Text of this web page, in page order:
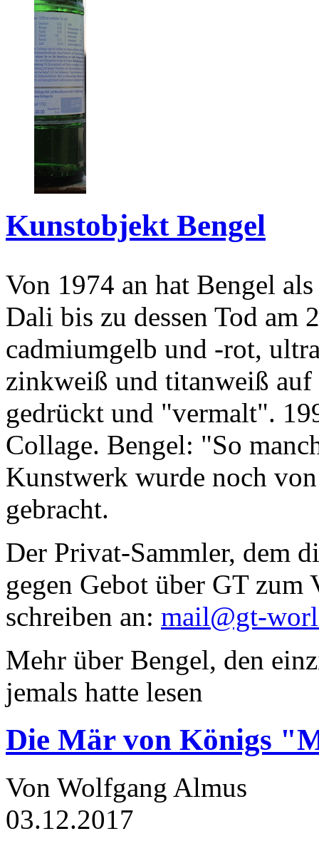
Kunstobjekt Bengel
Von 1974 an hat Bengel
Dali bis zu dessen Tod am
cadmiumgelb und -rot,
zinkweiß und titanweiß
gedrückt und "vermalt".
Collage. Bengel: "So
Kunstwerk wurde noch
gebracht.
Der Privat-Sammler, dem
gegen Gebot über GT zum
schreiben an: mail@gt-
Mehr über Bengel, den
jemals hatte lesen
Die Mär von Königs
Von Wolfgang Almus
03.12.2017